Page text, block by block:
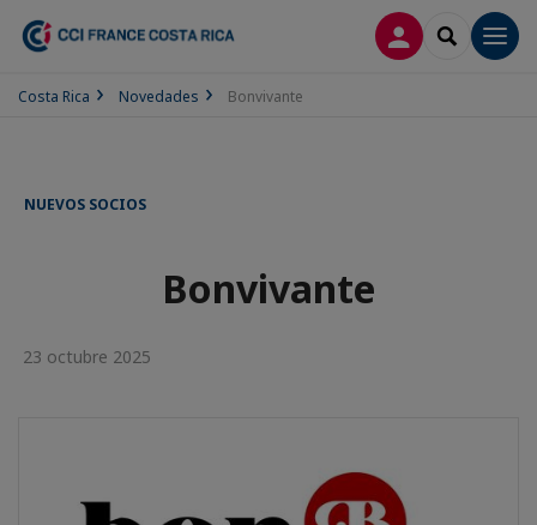
CONECTARSE
SEARCH
Costa Rica Novedades Bonvivante
NUEVOS SOCIOS
Bonvivante
23 octubre 2025